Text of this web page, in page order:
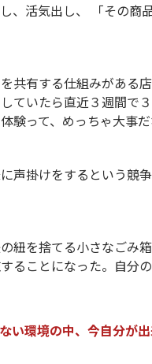
、活気出し、 「その
共有する仕組みがある
ていたら直近３週間で
験って、めっちゃ大事だ
声掛けをするという競
紐を捨てる小さなごみ
ることになった。自分
い環境の中、今自分が